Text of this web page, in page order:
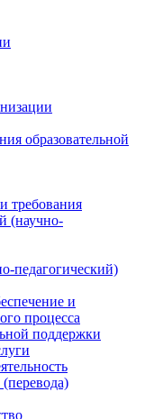
образовательной
требования
(научно-
педагогический)
и
процесса
поддержки